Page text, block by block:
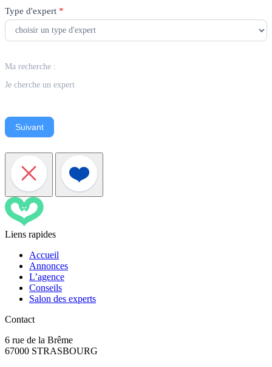
Type d'expert *
Ma recherche :
Je cherche un expert
Suivant
Liens rapides
Accueil
Annonces
L’agence
Conseils
Salon des experts
Contact
6 rue de la Brême
67000 STRASBOURG